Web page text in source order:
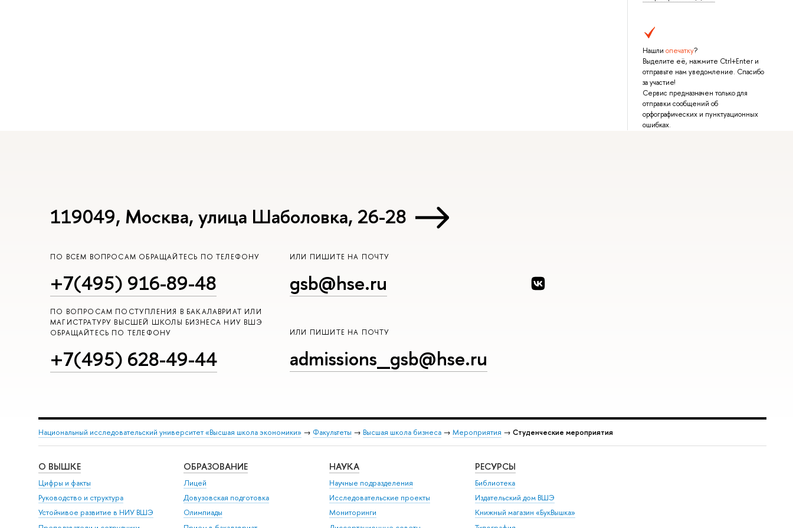
Нашли опечатку?
Выделите её, нажмите Ctrl+Enter и
отправьте нам уведомление. Спасибо
за участие!
Сервис предназначен только для
отправки сообщений об
орфографических и пунктуационных
ошибках.
119049, Москва, улица Шаболовка, 26-28
ПО ВСЕМ ВОПРОСАМ ОБРАЩАЙТЕСЬ ПО ТЕЛЕФОНУ
+7(495) 916-89-48
ИЛИ ПИШИТЕ НА ПОЧТУ
gsb@hse.ru
ПО ВОПРОСАМ ПОСТУПЛЕНИЯ В БАКАЛАВРИАТ ИЛИ
МАГИСТРАТУРУ ВЫСШЕЙ ШКОЛЫ БИЗНЕСА НИУ ВШЭ
ОБРАЩАЙТЕСЬ ПО ТЕЛЕФОНУ
+7(495) 628-49-44
ИЛИ ПИШИТЕ НА ПОЧТУ
admissions_gsb@hse.ru
Национальный исследовательский университет «Высшая школа экономики» → Факультеты → Высшая школа бизнеса→ Мероприятия → Студенческие мероприятия
О ВЫШКЕ
Цифры и факты
Руководство и структура
Устойчивое развитие в НИУ ВШЭ
ОБРАЗОВАНИЕ
Лицей
Довузовская подготовка
Олимпиады
НАУКА
Научные подразделения
Исследовательские проекты
Мониторинги
РЕСУРСЫ
Библиотека
Издательский дом ВШЭ
Книжный магазин «БукВышка»